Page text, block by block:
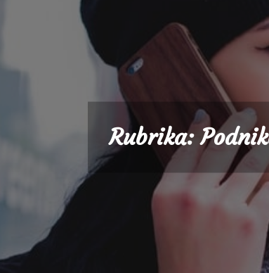
Rubrika: